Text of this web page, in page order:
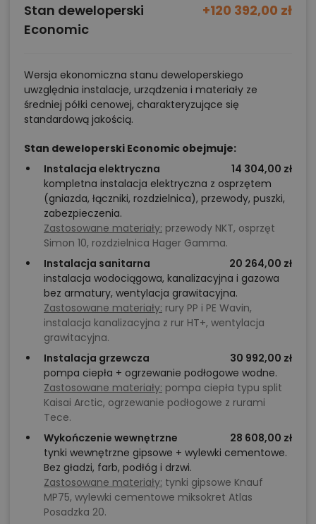
Stan deweloperski
Economic
+120 392,00 zł
Wersja ekonomiczna stanu deweloperskiego
uwzględnia instalacje, urządzenia i materiały ze
średniej półki cenowej, charakteryzujące się
standardową jakością.
Stan deweloperski Economic obejmuje:
Instalacja elektryczna
14 304,00 zł
kompletna instalacja elektryczna z osprzętem
(gniazda, łączniki, rozdzielnica), przewody, puszki,
zabezpieczenia.
Zastosowane materiały: przewody NKT, osprzęt
Simon 10, rozdzielnica Hager Gamma.
Instalacja sanitarna
20 264,00 zł
instalacja wodociągowa, kanalizacyjna i gazowa
bez armatury, wentylacja grawitacyjna.
Zastosowane materiały: rury PP i PE Wavin,
instalacja kanalizacyjna z rur HT+, wentylacja
grawitacyjna.
Instalacja grzewcza
30 992,00 zł
pompa ciepła + ogrzewanie podłogowe wodne.
Zastosowane materiały: pompa ciepła typu split
Kaisai Arctic, ogrzewanie podłogowe z rurami
Tece.
Wykończenie wewnętrzne
28 608,00 zł
tynki wewnętrzne gipsowe + wylewki cementowe.
Bez gładzi, farb, podłóg i drzwi.
Zastosowane materiały: tynki gipsowe Knauf
MP75, wylewki cementowe miksokret Atlas
Posadzka 20.